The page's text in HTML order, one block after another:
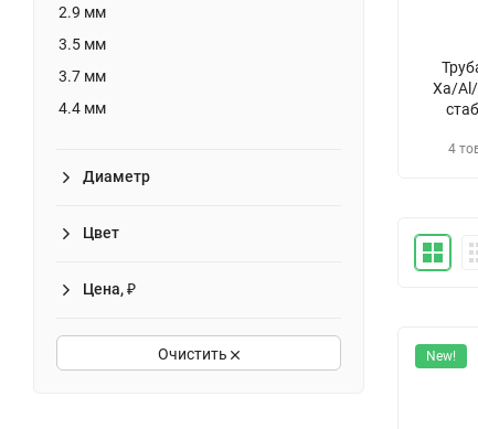
2.9 мм
3.5 мм
3.7 мм
4.4 мм
Диаметр
Цвет
Цена, ₽
Очистить
Xa/Al/
4
New!